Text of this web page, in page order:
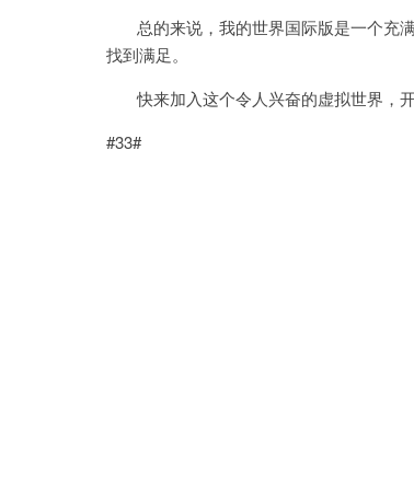
总的来说，我的世界国际版是一个充满
找到满足。
快来加入这个令人兴奋的虚拟世界，开
#33#